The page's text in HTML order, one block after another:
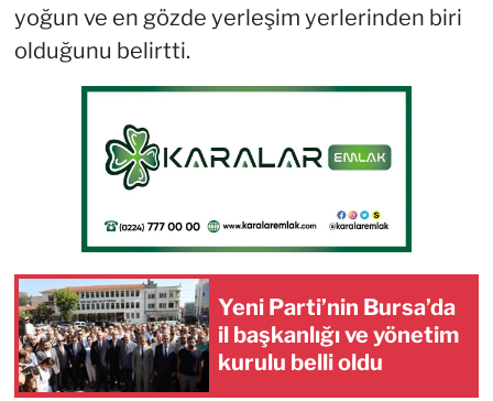
yoğun ve en gözde yerleşim yerlerinden biri
olduğunu belirtti.
Yeni Parti’nin Bursa’da
il başkanlığı ve yönetim
kurulu belli oldu